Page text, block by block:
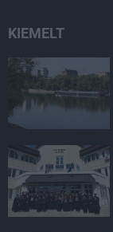
KIEMELT